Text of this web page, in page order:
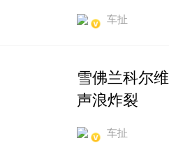
车扯
雪佛兰科尔
声浪炸裂
车扯